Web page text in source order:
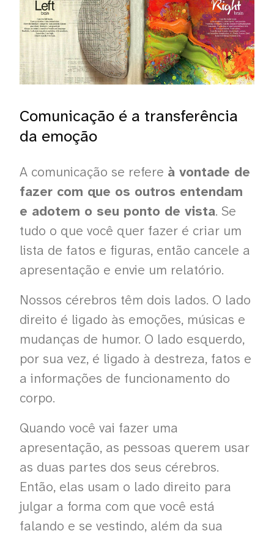
Comunicação é a transferência
da emoção
A comunicação se refere à vontade de
fazer com que os outros entendam
e adotem o seu ponto de vista. Se
tudo o que você quer fazer é criar um
lista de fatos e figuras, então cancele a
apresentação e envie um relatório.
Nossos cérebros têm dois lados. O lado
direito é ligado às emoções, músicas e
mudanças de humor. O lado esquerdo,
por sua vez, é ligado à destreza, fatos e
a informações de funcionamento do
corpo.
Quando você vai fazer uma
apresentação, as pessoas querem usar
as duas partes dos seus cérebros.
Então, elas usam o lado direito para
julgar a forma com que você está
falando e se vestindo, além da sua